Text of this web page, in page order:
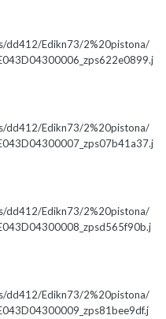
dd412/Edikn73/2%20pistona/
dd412/Edikn73/2%20pistona/
dd412/Edikn73/2%20pistona/
dd412/Edikn73/2%20pistona/